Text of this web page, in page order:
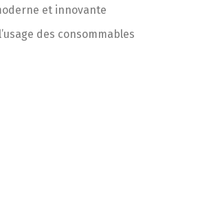
et innovante
des consommables